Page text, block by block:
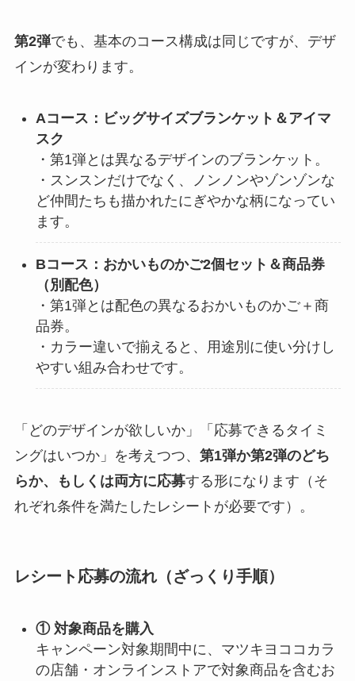
第2弾でも、基本のコース構成は同じですが、デザ
インが変わります。
Aコース：ビッグサイズブランケット＆アイマ
スク
・第1弾とは異なるデザインのブランケット。
・スンスンだけでなく、ノンノンやゾンゾンな
ど仲間たちも描かれたにぎやかな柄になってい
ます。
Bコース：おかいものかご2個セット＆商品券
（別配色）
・第1弾とは配色の異なるおかいものかご＋商
品券。
・カラー違いで揃えると、用途別に使い分けし
やすい組み合わせです。
「どのデザインが欲しいか」「応募できるタイミ
ングはいつか」を考えつつ、 第1弾か第2弾のどち
らか、もしくは両方に応募する形になります（そ
れぞれ条件を満たしたレシートが必要です）。
レシート応募の流れ（ざっくり手順）
① 対象商品を購入
キャンペーン対象期間中に、マツキヨココカラ
の店舗・オンラインストアで対象商品を含むお